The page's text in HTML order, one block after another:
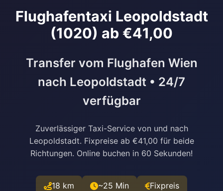
Flughafentaxi Leopoldstadt
(1020) ab €41,00
Transfer vom Flughafen Wien
nach Leopoldstadt • 24/7
verfügbar
Zuverlässiger Taxi-Service von und nach
Leopoldstadt. Fixpreise ab €41,00 für beide
Richtungen. Online buchen in 60 Sekunden!
18 km ~25 Min Fixpreis